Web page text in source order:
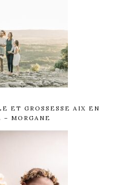
ET GROSSESSE AIX EN
– MORGANE